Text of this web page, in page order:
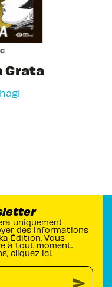
Grata
uniquement
des informations
Édition. Vous
à tout moment.
cliquez ici.
send